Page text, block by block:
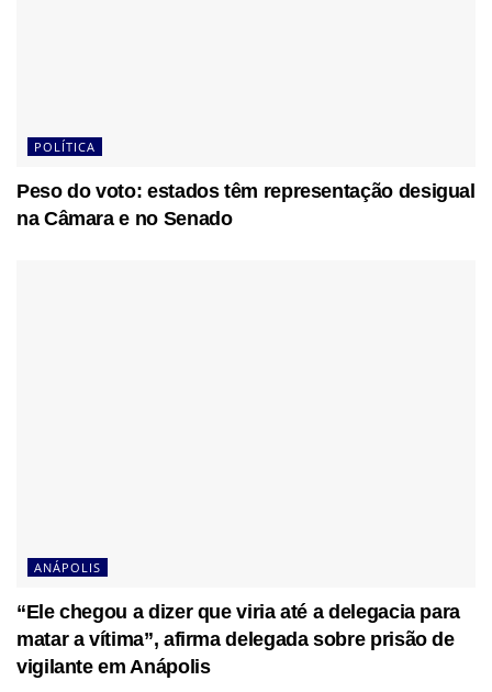
POLÍTICA
Peso do voto: estados têm representação desigual
na Câmara e no Senado
ANÁPOLIS
“Ele chegou a dizer que viria até a delegacia para
matar a vítima”, afirma delegada sobre prisão de
vigilante em Anápolis